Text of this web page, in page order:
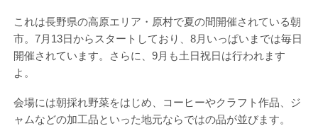
これは長野県の高原エリア・原村で夏の間開催されている朝
市。7月13日からスタートしており、8月いっぱいまでは毎日
開催されています。さらに、9月も土日祝日は行われます
よ。
会場には朝採れ野菜をはじめ、コーヒーやクラフト作品、ジ
ャムなどの加工品といった地元ならではの品が並びます。